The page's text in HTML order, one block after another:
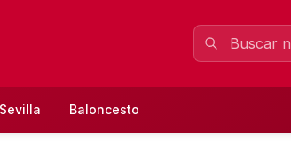
Sevilla Baloncesto